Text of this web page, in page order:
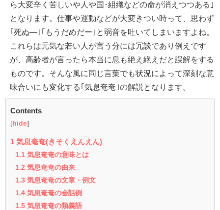
ら大変辛く苦しいや人や国･組織などの命が消えつつある｣
となります。仕事や運動などが大変きつい時って、思わず
｢死ぬ—｣｢もうだめだー｣と弱音を吐いてしまいますよね。
これらは元気な若い人が言う分には冗談であり例えです
が、高齢者が言ったら本当に息も絶え絶えだと誤解をする
ものです。そんな風に同じ言葉でも状況によって深刻な意
味合いにも変化する｢気息奄奄｣の解説となります。
Contents
[ hide]
1 気息奄奄(きそくえんえん)
1.1 気息奄奄の意味とは
1.2 気息奄奄の由来
1.3 気息奄奄の文章・例文
1.4 気息奄奄の会話例
1.5 気息奄奄の類義語